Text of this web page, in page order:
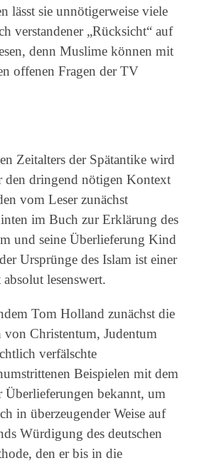
lässt sie unnötigerweise viele
verstandener „Rücksicht“ auf
denn Muslime können mit
offenen Fragen der TV
Zeitalters der Spätantike wird
dringend nötigen Kontext
vom Leser zunächst
im Buch zur Erklärung des
und seine Überlieferung Kind
Ursprünge des Islam ist einer
lesenswert.
Tom Holland zunächst die
Christentum, Judentum
verfälschte
Beispielen mit dem
Überlieferungen bekannt, um
in überzeugender Weise auf
Würdigung des deutschen
den er bis in die